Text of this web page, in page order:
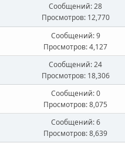
Сообщений: 28
Просмотров: 12,770
Сообщений: 9
Просмотров: 4,127
Сообщений: 24
Просмотров: 18,306
Сообщений: 0
Просмотров: 8,075
Сообщений: 6
Просмотров: 8,639